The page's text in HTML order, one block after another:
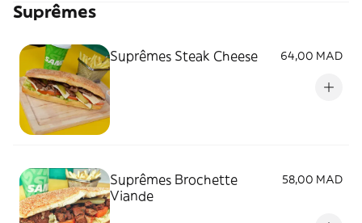
Suprêmes
Suprêmes Steak Cheese 64,00 MAD
Suprêmes Brochette
Viande
58,00 MAD